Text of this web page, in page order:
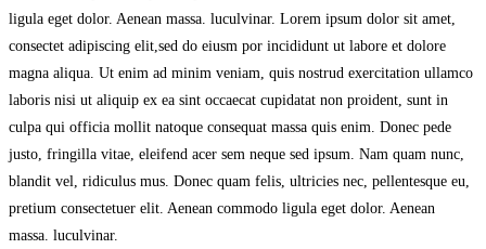
ligula eget dolor. Aenean massa. luculvinar. Lorem ipsum dolor sit amet,
consectet adipiscing elit,sed do eiusm por incididunt ut labore et dolore
magna aliqua. Ut enim ad minim veniam, quis nostrud exercitation ullamco
laboris nisi ut aliquip ex ea sint occaecat cupidatat non proident, sunt in
culpa qui officia mollit natoque consequat massa quis enim. Donec pede
justo, fringilla vitae, eleifend acer sem neque sed ipsum. Nam quam nunc,
blandit vel, ridiculus mus. Donec quam felis, ultricies nec, pellentesque eu,
pretium consectetuer elit. Aenean commodo ligula eget dolor. Aenean
massa. luculvinar.